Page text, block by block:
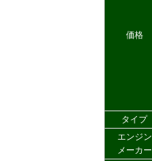
価格
タイプ
エンジン
メーカー